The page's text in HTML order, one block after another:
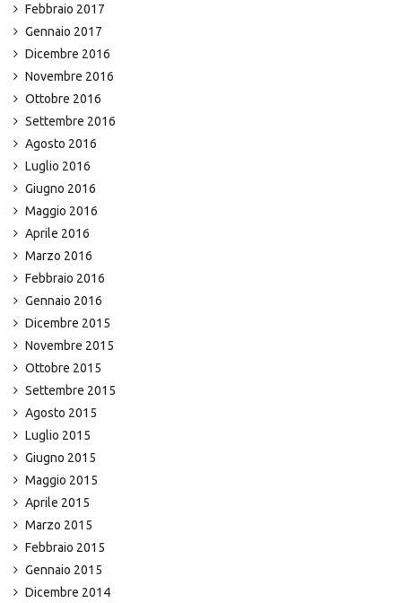
Febbraio 2017
Gennaio 2017
Dicembre 2016
Novembre 2016
Ottobre 2016
Settembre 2016
Agosto 2016
Luglio 2016
Giugno 2016
Maggio 2016
Aprile 2016
Marzo 2016
Febbraio 2016
Gennaio 2016
Dicembre 2015
Novembre 2015
Ottobre 2015
Settembre 2015
Agosto 2015
Luglio 2015
Giugno 2015
Maggio 2015
Aprile 2015
Marzo 2015
Febbraio 2015
Gennaio 2015
Dicembre 2014